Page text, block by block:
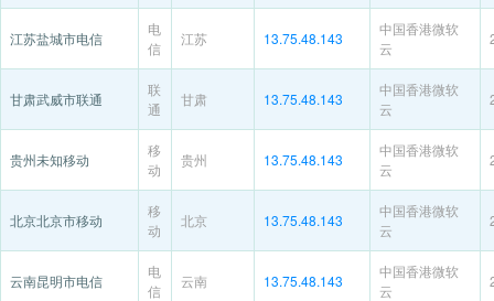
江苏盐城市电信
电
信
江苏 13.75.48.143
中国香港微软
云
甘肃武威市联通
联
通
甘肃 13.75.48.143
中国香港微软
云
贵州未知移动
移
动
贵州 13.75.48.143
中国香港微软
云
北京北京市移动
移
动
北京 13.75.48.143
中国香港微软
云
云南昆明市电信
电
信
云南 13.75.48.143
中国香港微软
云